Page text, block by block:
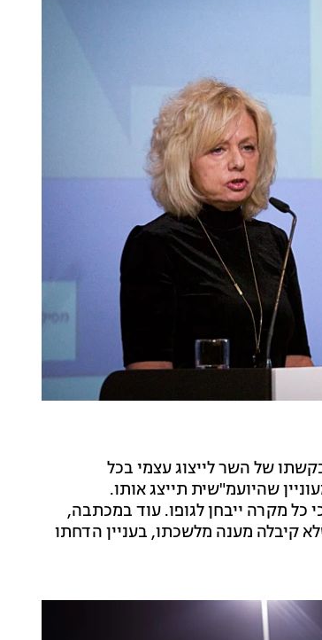
של השר לייצוג עצמי בכל
שהיועמ"שית תייצג אותו.
כל מקרה ייבחן לגופו. עוד במכתבה,
קיבלה מענה מלשכתו, בעניין הדחתו